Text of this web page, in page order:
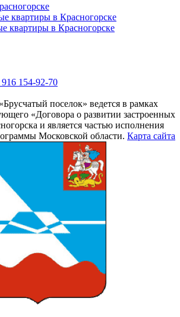
квартиры в Красногорске
квартиры в Красногорске
154-92-70
поселок» ведется в рамках
«Договора о развитии застроенных
и является частью исполнения
Московской области. Карта сайта